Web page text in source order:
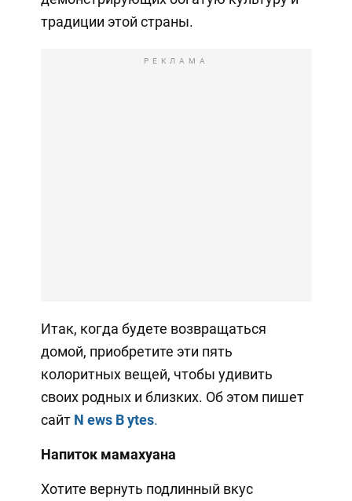
традиции этой страны.
РЕКЛАМА
Итак, когда будете возвращаться
домой, приобретите эти пять
колоритных вещей, чтобы удивить
своих родных и близких. Об этом пишет
сайт N ews B ytes.
Напиток мамахуана
Хотите вернуть подлинный вкус